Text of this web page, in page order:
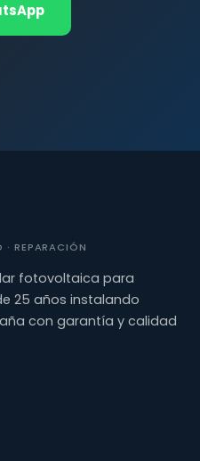
REPARACIÓN
fotovoltaica para
25 años instalando
con garantía y calidad